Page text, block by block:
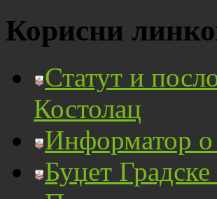
Корисни
Статут и
Костолац
Информатор
Буџет